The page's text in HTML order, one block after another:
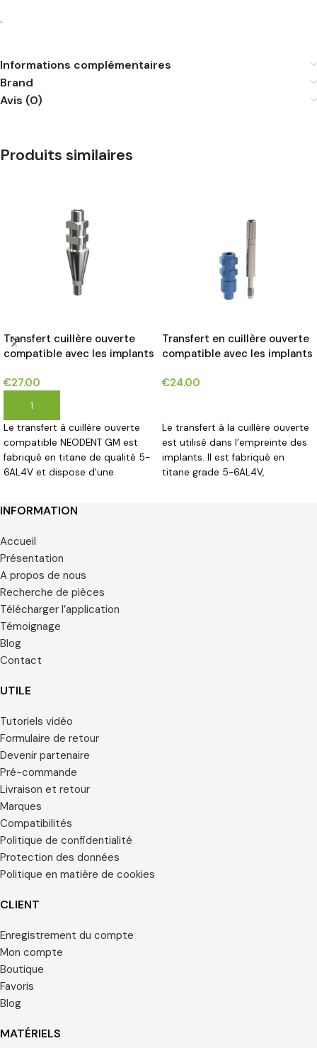
.
Informations complémentaires
Brand
Avis (0)
Produits similaires
Transfert cuillère ouverte
compatible avec les implants
Drive GM, Titamax GM)*
€27.00
AJOUTER AU PANIER
Le transfert à cuillère ouverte
compatible NEODENT GM est
fabriqué en titane de qualité 5-
6AL4V et dispose d'une
Transfert en cuillère ouverte
compatible avec les implants
CONNECTION®*
€24.00
Le transfert à la cuillère ouverte
est utilisé dans l’empreinte des
implants. Il est fabriqué en
titane grade 5-6AL4V,
INFORMATION
Accueil
Présentation
A propos de nous
Recherche de pièces
Télécharger l’application
Témoignage
Blog
Contact
UTILE
Tutoriels vidéo
Formulaire de retour
Devenir partenaire
Pré-commande
Livraison et retour
Marques
Compatibilités
Politique de confidentialité
Protection des données
Politique en matière de cookies
CLIENT
Enregistrement du compte
Mon compte
Boutique
Favoris
Blog
MATÉRIELS